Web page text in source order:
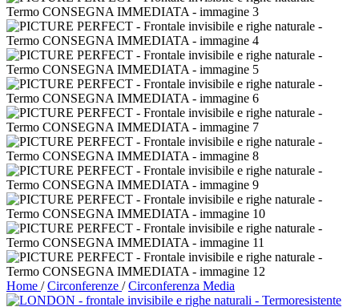
Home / Circonferenze / Circonferenza Media